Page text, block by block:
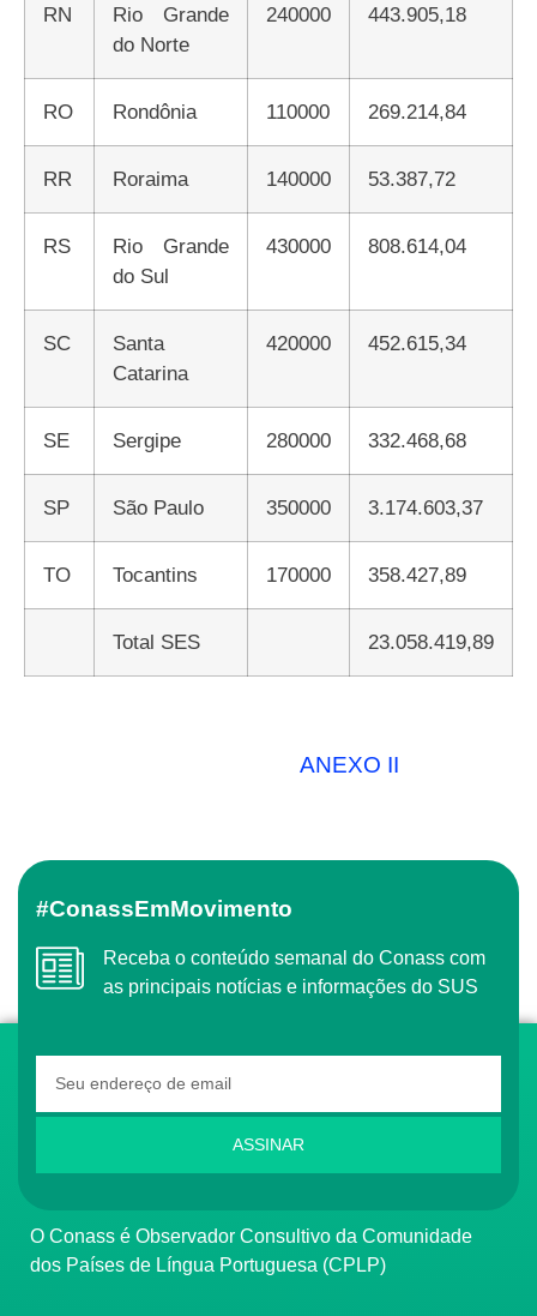
RN
Rio Grande
do Norte
240000 443.905,18
RO Rondônia 110000 269.214,84
RR Roraima 140000 53.387,72
RS
Rio Grande
do Sul
430000 808.614,04
SC
Santa
Catarina
420000 452.615,34
SE Sergipe 280000 332.468,68
SP São Paulo 350000 3.174.603,37
TO Tocantins 170000 358.427,89
Total SES 23.058.419,89
ANEXO II
#ConassEmMovimento
Receba o conteúdo semanal do Conass com
as principais notícias e informações do SUS
ASSINAR
O Conass é Observador Consultivo da Comunidade
dos Países de Língua Portuguesa (CPLP)